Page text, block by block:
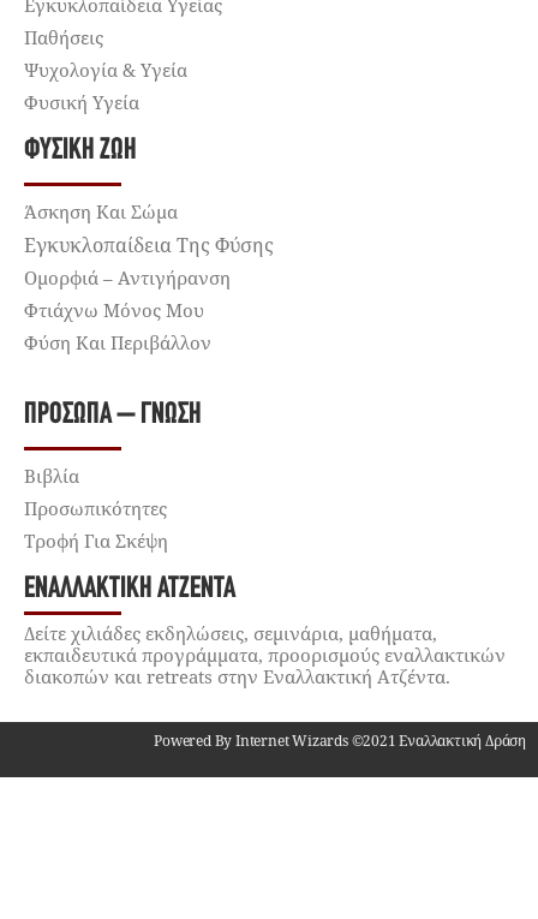
Παθήσεις
Ψυχολογία & Υγεία
Φυσική Υγεία
ΦΥΣΙΚΉ ΖΩΉ
Άσκηση Και Σώμα
Εγκυκλοπαίδεια Της Φύσης
Ομορφιά – Αντιγήρανση
Φτιάχνω Μόνος Μου
Φύση Και Περιβάλλον
ΠΡΌΣΩΠΑ – ΓΝΏΣΗ
Βιβλία
Προσωπικότητες
Τροφή Για Σκέψη
ΕΝΑΛΛΑΚΤΙΚΉ ΑΤΖΈΝΤΑ
Δείτε χιλιάδες εκδηλώσεις, σεμινάρια, μαθήματα,
εκπαιδευτικά προγράμματα, προορισμούς εναλλακτικών
διακοπών και retreats στην Εναλλακτική Ατζέντα.
Powered By Internet Wizards ©2021 Εναλλακτική Δράση